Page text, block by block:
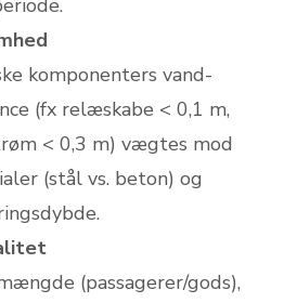
komponenters vand-
(fx relæskabe < 0,1 m,
< 0,3 m) vægtes mod
(stål vs. beton) og
(passagerer/gods),